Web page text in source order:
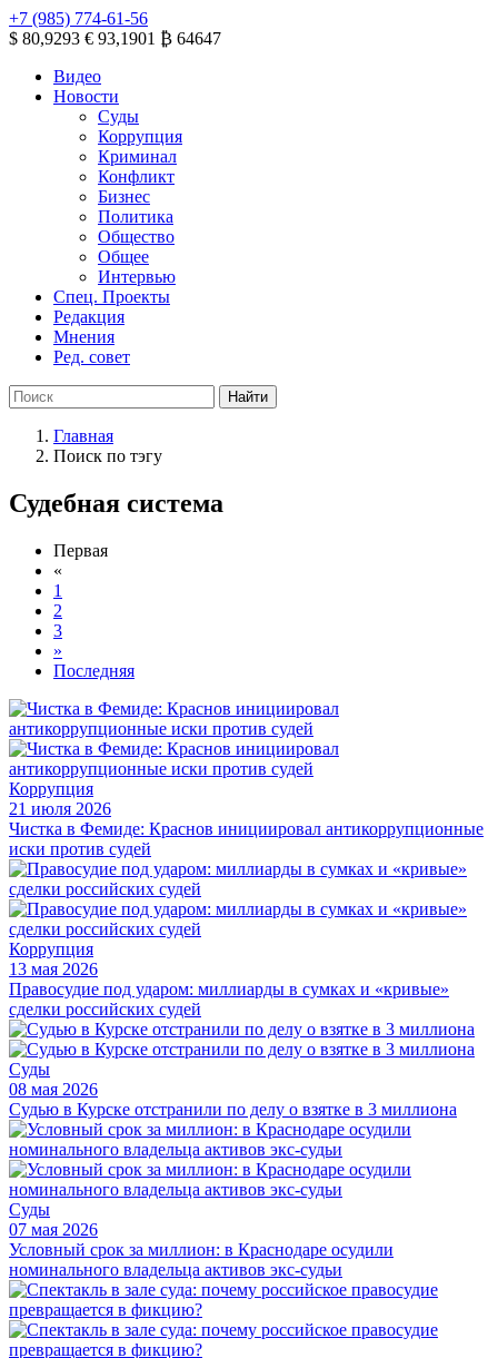
+7 (985) 774-61-56
$ 80,9293 € 93,1901 ₿ 64647
Видео
Новости
Суды
Коррупция
Криминал
Конфликт
Бизнес
Политика
Общество
Общее
Интервью
Спец. Проекты
Редакция
Мнения
Ред. совет
Главная
Поиск по тэгу
Судебная система
Первая
«
1
2
3
»
Последняя
Коррупция
21 июля 2026
Чистка в Фемиде: Краснов инициировал антикоррупционные
иски против судей
Коррупция
13 мая 2026
Правосудие под ударом: миллиарды в сумках и «кривые»
сделки российских судей
Суды
08 мая 2026
Судью в Курске отстранили по делу о взятке в 3 миллиона
Суды
07 мая 2026
Условный срок за миллион: в Краснодаре осудили
номинального владельца активов экс-судьи